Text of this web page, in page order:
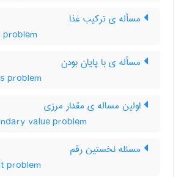
مسأله ی ترکیب غذا
مسأله ی با پایان بودن
problem
اولین مساله ی مقدار مرزی
value problem
مسئله نخستین رقم
problem